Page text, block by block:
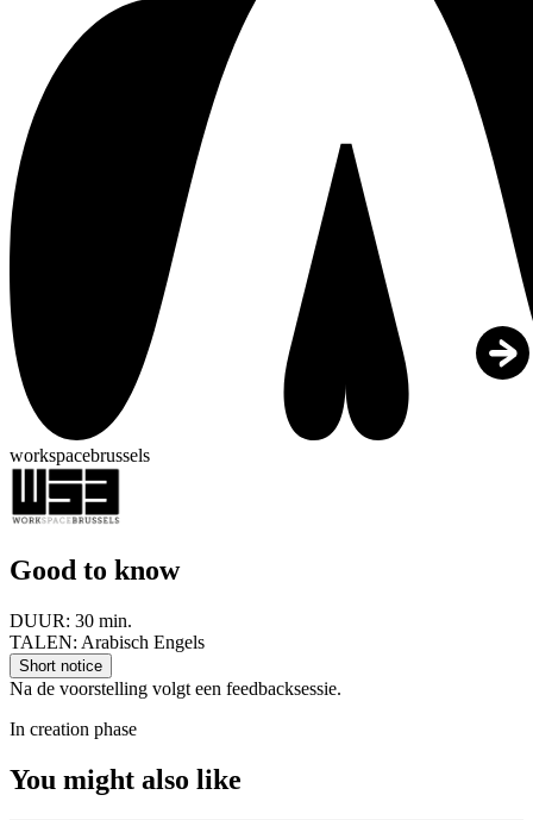
workspacebrussels
Good to know
DUUR: 30 min.
TALEN: Arabisch Engels
Short notice
Na de voorstelling volgt een feedbacksessie.
In creation phase
You might also like